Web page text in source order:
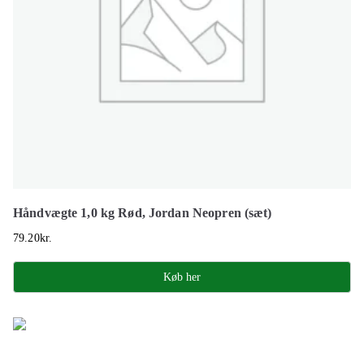
Håndvægte 1,0 kg Rød, Jordan Neopren (sæt)
79.20kr.
Køb her